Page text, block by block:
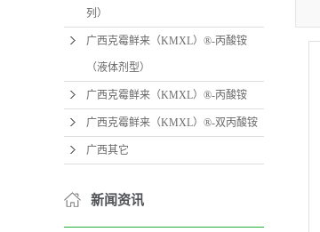
列）
广西克霉鲜来（KMXL）®-丙酸铵
（液体剂型）
广西克霉鲜来（KMXL）®-丙酸铵
广西克霉鲜来（KMXL）®-双丙酸铵
广西其它
新闻资讯